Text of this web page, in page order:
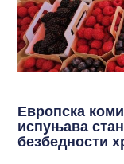
Европска
испуњава
безбедности